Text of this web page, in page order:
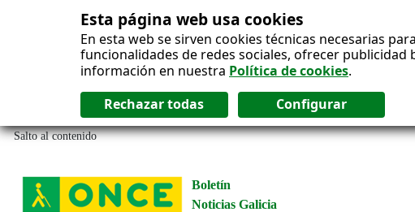
Esta página web usa cookies
En esta web se sirven cookies técnicas necesarias
funcionalidades de redes sociales, ofrecer
información en nuestra Política de cookies.
Salto al contenido
Boletín
Noticias Galicia